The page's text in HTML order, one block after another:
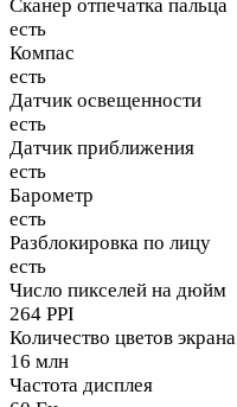
Сканер отпечатка пальца
есть
Компас
есть
Датчик освещенности
есть
Датчик приближения
есть
Барометр
есть
Разблокировка по лицу
есть
Число пикселей на дюйм
264 PPI
Количество цветов экрана
16 млн
Частота дисплея